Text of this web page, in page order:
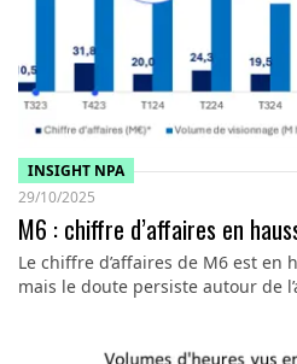
INSIGHT NPA
29/10/2025
M6 : chiffre d’affaires en
Le chiffre d’affaires de M6 est en
mais le doute persiste autour de